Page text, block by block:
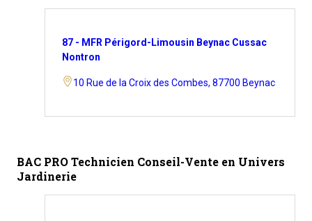
87 - MFR Périgord-Limousin Beynac Cussac
Nontron
10 Rue de la Croix des Combes, 87700 Beynac
BAC PRO Technicien Conseil-Vente en Univers
Jardinerie